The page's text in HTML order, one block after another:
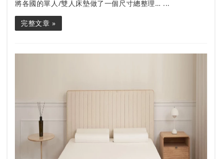
將各國的單人/雙人床墊做了一個尺寸總整理… ...
完整文章 »